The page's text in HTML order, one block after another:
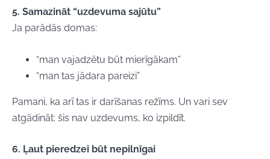
5. Samazināt “uzdevuma sajūtu”
Ja parādās domas:
“man vajadzētu būt mierīgākam”
“man tas jādara pareizi”
Pamani, ka arī tas ir darīšanas režīms. Un vari sev
atgādināt: šis nav uzdevums, ko izpildīt.
6. Ļaut pieredzei būt nepilnīgai